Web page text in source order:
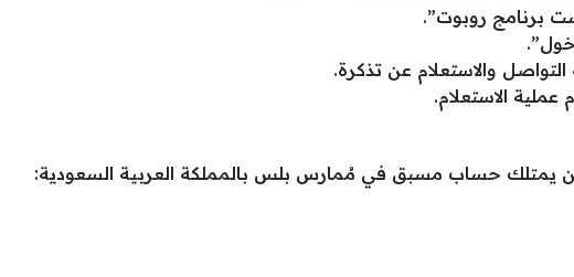
برنامج روبوت”.
والاستعلام عن تذكرة.
عملية الاستعلام.
يمتلك حساب مسبق في مُمارس بلس بالمملكة العربية السعودية: